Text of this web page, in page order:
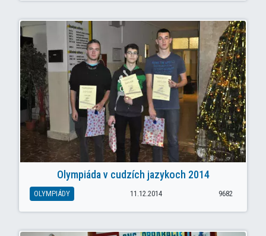
Olympiáda v cudzích jazykoch 2014
OLYMPIÁDY 11.12.2014 9682